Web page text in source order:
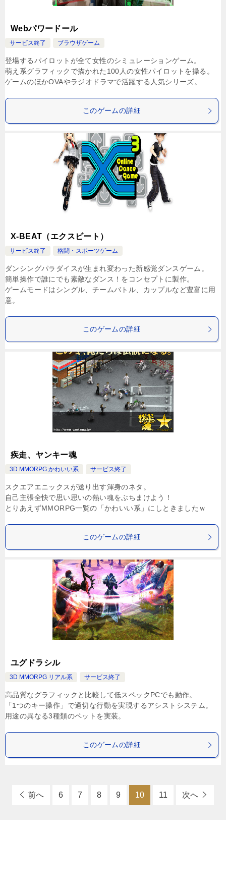
Webパワードール
サービス終了 ブラウザゲーム
登場するパイロットが全て女性のシミュレーションゲーム。
萌え系グラフィックで描かれた100人の女性パイロットを操る。
ゲームのほかOVAやラジオドラマで活躍する人気シリーズ。
このゲームの詳細
X-BEAT（エクスビート）
サービス終了 格闘・スポーツゲーム
ダンシングパラダイスが生まれ変わった新感覚ダンスゲーム。
簡単操作で誰にでも素敵なダンス！をコンセプトに製作。
ゲームモードはシングル、チームバトル、カップルなど豊富に用
意。
このゲームの詳細
疾走、ヤンキー魂
3D MMORPG かわいい系 サービス終了
スクエアエニックスが送り出す渾身のネタ。
自己主張全快で思い思いの熱い魂をぶちまけよう！
とりあえずMMORPG一覧の「かわいい系」にしときましたｗ
このゲームの詳細
ユグドラシル
3D MMORPG リアル系 サービス終了
高品質なグラフィックと比較して低スペックPCでも動作。
「1つのキー操作」で適切な行動を実現するアシストシステム。
用途の異なる3種類のペットを実装。
このゲームの詳細
前へ 6 7 8 9 10 11 次へ